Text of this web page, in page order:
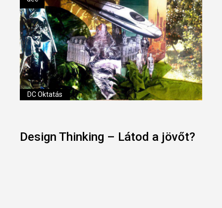
DC Oktatás
Design Thinking – Látod a jövőt?